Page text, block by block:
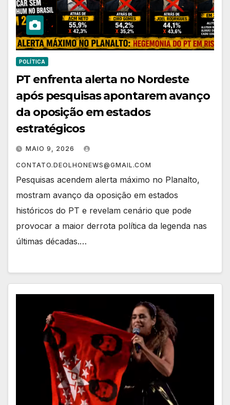
POLÍTICA
PT enfrenta alerta no Nordeste
após pesquisas apontarem avanço
da oposição em estados
estratégicos
MAIO 9, 2026
CONTATO.DEOLHONEWS@GMAIL.COM
Pesquisas acendem alerta máximo no Planalto,
mostram avanço da oposição em estados
históricos do PT e revelam cenário que pode
provocar a maior derrota política da legenda nas
últimas décadas.…